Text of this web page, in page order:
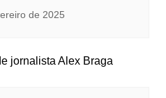
de 2025